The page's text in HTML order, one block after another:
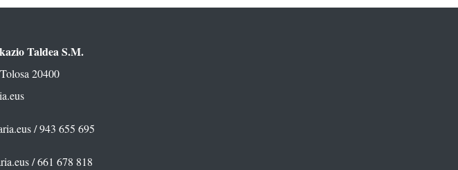
Taldea S.M.
20400
/ 943 655 695
/ 661 678 818